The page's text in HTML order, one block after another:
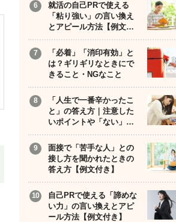
就活の自己PRで使える
「粘り強い」の言い換え
とアピール方法【例文…
「必着」「消印有効」と
は？ギリギリなときにで
きること・NGなこと
「人生で一番辛かったこ
と」の答え方｜注意した
いポイントや「ない」…
面接で「苦手な人」との
接し方を聞かれたときの
答え方【例文付き】
自己PRで使える「諦めな
い力」の言い換えとアピ
ール方法【例文付き】